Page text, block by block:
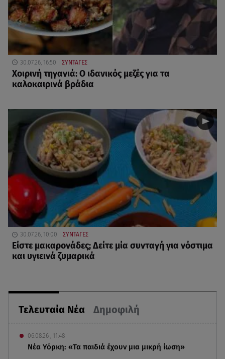
Τελευταία Νέα Δημοφιλή
06.08.26 , 11:48
Νέα Υόρκη: «Τα παιδιά έχουν μια μικρή ίωση»
30.07.26, 16:50 ΣΥΝΤΑΓΕΣ
Χοιρινή τηγανιά: Ο ιδανικός μεζές για τα
καλοκαιρινά βράδια
30.07.26, 10:00 ΣΥΝΤΑΓΕΣ
Είστε μακαρονάδες; Δείτε μία συνταγή για νόστιμα
και υγιεινά ζυμαρικά